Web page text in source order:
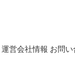
運営会社情報 お問